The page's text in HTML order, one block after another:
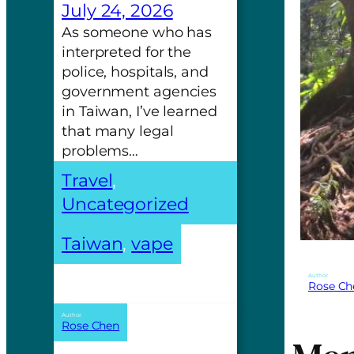
July 24, 2026
As someone who has
interpreted for the
police, hospitals, and
government agencies
in Taiwan, I’ve learned
that many legal
problems…
Travel
Uncategorized
Taiwan, vape
Author:
Rose Chen
Author:
Rose